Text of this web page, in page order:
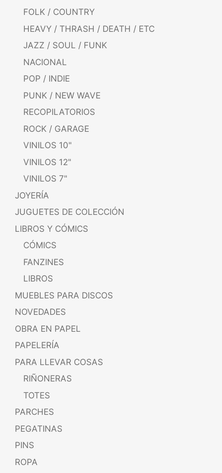
FOLK / COUNTRY
HEAVY / THRASH / DEATH / ETC
JAZZ / SOUL / FUNK
NACIONAL
POP / INDIE
PUNK / NEW WAVE
RECOPILATORIOS
ROCK / GARAGE
VINILOS 10"
VINILOS 12"
VINILOS 7"
JOYERÍA
JUGUETES DE COLECCIÓN
LIBROS Y CÓMICS
CÓMICS
FANZINES
LIBROS
MUEBLES PARA DISCOS
NOVEDADES
OBRA EN PAPEL
PAPELERÍA
PARA LLEVAR COSAS
RIÑONERAS
TOTES
PARCHES
PEGATINAS
PINS
ROPA